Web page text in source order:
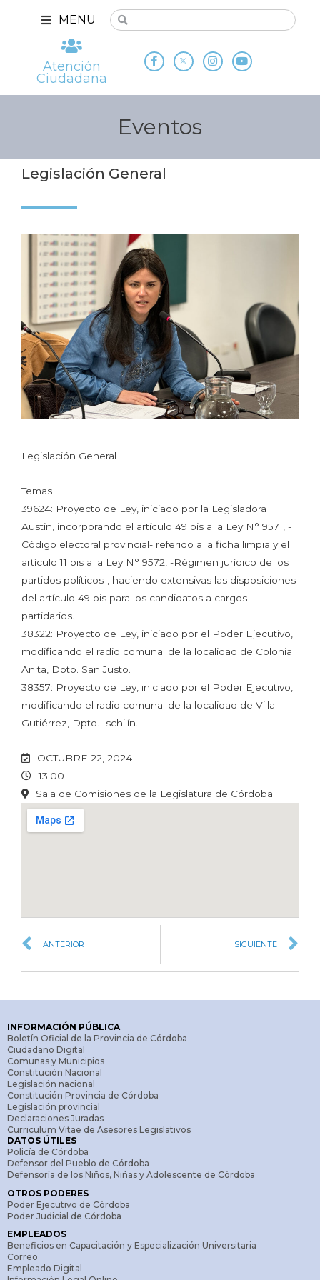
MENU
Atención
Ciudadana
Eventos
Legislación General
Legislación General
Temas
39624: Proyecto de Ley, iniciado por la Legisladora
Austin, incorporando el artículo 49 bis a la Ley N° 9571, -
Código electoral provincial- referido a la ficha limpia y el
artículo 11 bis a la Ley N° 9572, -Régimen jurídico de los
partidos políticos-, haciendo extensivas las disposiciones
del artículo 49 bis para los candidatos a cargos
partidarios.
38322: Proyecto de Ley, iniciado por el Poder Ejecutivo,
modificando el radio comunal de la localidad de Colonia
Anita, Dpto. San Justo.
38357: Proyecto de Ley, iniciado por el Poder Ejecutivo,
modificando el radio comunal de la localidad de Villa
Gutiérrez, Dpto. Ischilín.
OCTUBRE 22, 2024
13:00
Sala de Comisiones de la Legislatura de Córdoba
ANTERIOR SIGUIENTE
INFORMACIÓN PÚBLICA
Boletín Oficial de la Provincia de Córdoba
Ciudadano Digital
Comunas y Municipios
Constitución Nacional
Legislación nacional
Constitución Provincia de Córdoba
Legislación provincial
Declaraciones Juradas
Curriculum Vitae de Asesores Legislativos
DATOS ÚTILES
Policía de Córdoba
Defensor del Pueblo de Córdoba
Defensoría de los Niños, Niñas y Adolescente de Córdoba
OTROS PODERES
Poder Ejecutivo de Córdoba
Poder Judicial de Córdoba
EMPLEADOS
Beneficios en Capacitación y Especialización Universitaria
Correo
Empleado Digital